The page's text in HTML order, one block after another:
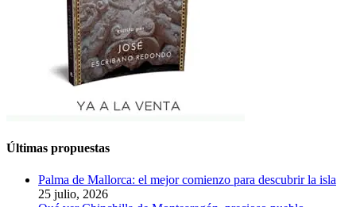
Últimas propuestas
Palma de Mallorca: el mejor comienzo para descubrir la isla
25 julio, 2026